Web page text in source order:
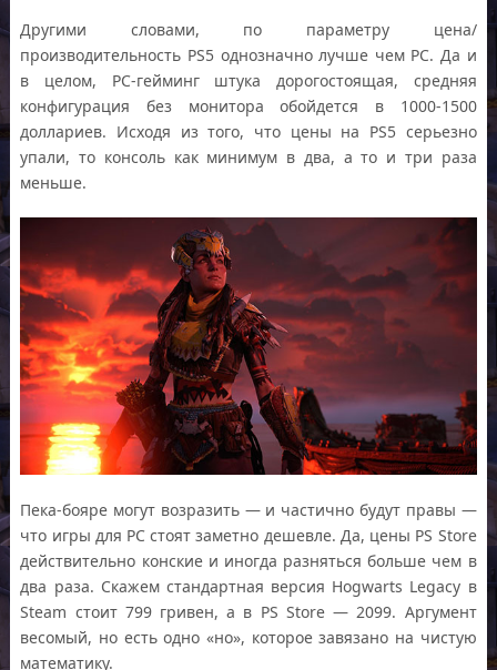
Другими словами, по параметру цена/
производительность PS5 однозначно лучше чем PC. Да и
в целом, PC-гейминг штука дорогостоящая, средняя
конфигурация без монитора обойдется в 1000-1500
доллариев. Исходя из того, что цены на PS5 серьезно
упали, то консоль как минимум в два, а то и три раза
меньше.
Пека-бояре могут возразить — и частично будут правы —
что игры для PC стоят заметно дешевле. Да, цены PS Store
действительно конские и иногда разняться больше чем в
два раза. Скажем стандартная версия Hogwarts Legacy в
Steam стоит 799 гривен, а в PS Store — 2099. Аргумент
весомый, но есть одно «но», которое завязано на чистую
математику.